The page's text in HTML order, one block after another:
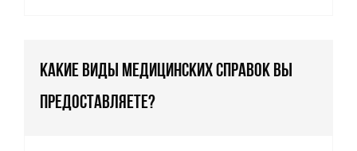
Какие виды медицинских справок вы
предоставляете?